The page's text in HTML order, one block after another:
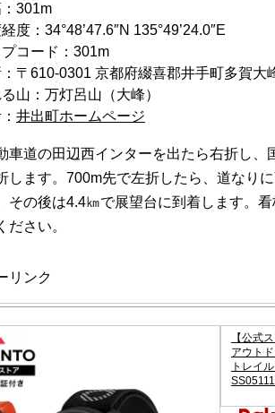
301m
度：34°48’47.6″N 135°49’24.0″E
コード：301m
〒610-0301 京都府綴喜郡井手町多賀大
山：万灯呂山（大峰）
井出町ホームページ
車道の田辺西インターを出たら右折し
します。700m先で左折したら、道なり
その後は4.4㎞で展望台に到着します。
ださい。
リンク
【公式
アウト
トレイ